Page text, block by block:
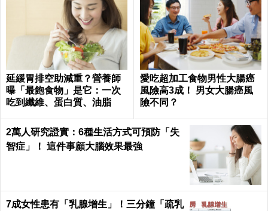
延緩胃排空助減重？營養師
曝「最飽食物」是它：一次
吃到纖維、蛋白質、油脂
愛吃超加工食物男性大腸癌
風險高3成！ 男女大腸癌風
險不同？
2萬人研究證實：6種生活方式可預防「失
智症」！ 這件事顧大腦效果最強
7成女性患有「乳腺增生」！三分鐘「疏乳